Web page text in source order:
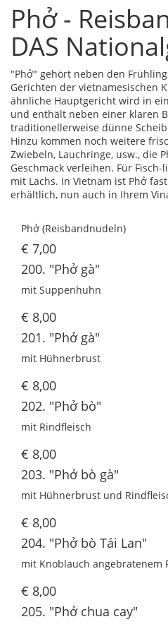
Phở -
DAS
"Phở" gehört neben den
Gerichten der vietnamesischen
ähnliche Hauptgericht wird in
und enthält neben einer klaren
traditionellerweise dünne
Hinzu kommen noch weitere
Zwiebeln, Lauchringe, usw., die
Geschmack verleihen. Für
mit Lachs. In Vietnam ist Phở
erhältlich, nun auch in Ihrem
Phở (Reisbandnudeln)
€ 7,00
200. "Phở gà"
mit Suppenhuhn
€ 8,00
201. "Phở gà"
mit Hühnerbrust
€ 8,00
202. "Phở bò"
mit Rindfleisch
€ 8,00
203. "Phở bò gà"
mit Hühnerbrust und
€ 8,00
204. "Phở bò Tái Lan"
mit Knoblauch angebratenem
€ 8,00
205. "Phở chua cay"